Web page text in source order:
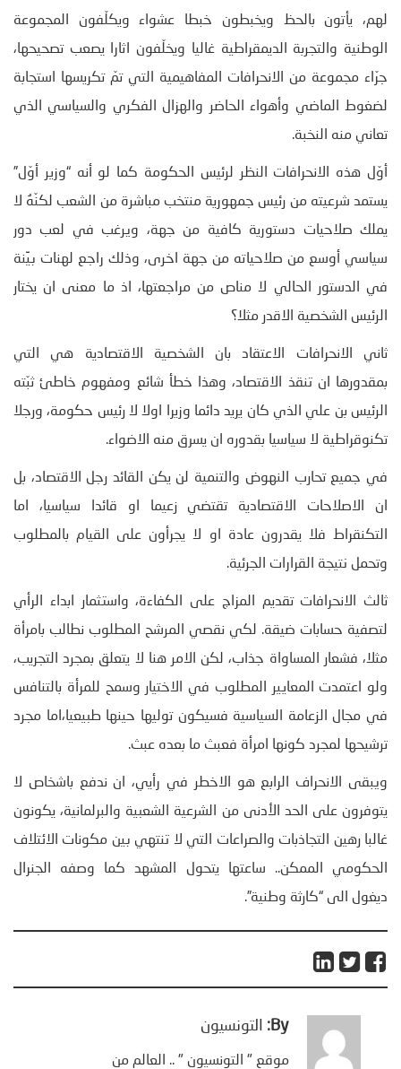
لهم، يأتون بالحظ ويخبطون خبطا عشواء ويكلّفون المجموعة
الوطنية والتجربة الديمقراطية غاليا ويخلّفون اثارا يصعب تصحيحها،
جرّاء مجموعة من الانحرافات المفاهيمية التي تمّ تكريسها استجابة
لضغوط الماضي وأهواء الحاضر والهزال الفكري والسياسي الذي
تعاني منه النخبة.
أوّل هذه الانحرافات النظر لرئيس الحكومة كما لو أنه “وزير أوّل”
يستمد شرعيته من رئيس جمهورية منتخب مباشرة من الشعب لكنّهُ لا
يملك صلاحيات دستورية كافية من جهة، ويرغب في لعب دور
سياسي أوسع من صلاحياته من جهة اخرى، وذلك راجع لهنات بيِّنة
في الدستور الحالي لا مناص من مراجعتها، اذ ما معنى ان يختار
الرئيس الشخصية الاقدر مثلا؟
ثاني الانحرافات الاعتقاد بان الشخصية الاقتصادية هي التي
بمقدورها ان تنقذ الاقتصاد، وهذا خطأ شائع ومفهوم خاطئ ثبّته
الرئيس بن علي الذي كان يريد دائما وزيرا اولا لا رئيس حكومة، ورجلا
تكنوقراطية لا سياسيا بقدوره ان يسرق منه الاضواء.
في جميع تحارب النهوض والتنمية لن يكن القائد رجل الاقتصاد، بل
ان الاصلاحات الاقتصادية تقتضي زعيما او قائدا سياسيا، اما
التكنقراط فلا يقدرون عادة او لا يجرأون على القيام بالمطلوب
وتحمل نتيجة القرارات الجرئية.
ثالث الانحرافات تقديم المزاج على الكفاءة، واستثمار ابداء الرأي
لتصفية حسابات ضيقة. لكي نقصي المرشح المطلوب نطالب بامرأة
مثلا، فشعار المساواة جذاب، لكن الامر هنا لا يتعلق بمجرد التجريب،
ولو اعتمدت المعايير المطلوب في الاختيار وسمح للمرأة بالتنافس
في مجال الزعامة السياسية فسيكون توليها حينها طبيعيا،اما مجرد
ترشيحها لمجرد كونها امرأة فعبث ما بعده عبث.
ويبقى الانحراف الرابع هو الاخطر في رأيي، ان ندفع باشخاص لا
يتوفرون على الحد الأدنى من الشرعية الشعبية والبرلمانية، يكونون
غالبا رهين التجاذبات والصراعات التي لا تنتهي بين مكونات الائتلاف
الحكومي الممكن.. ساعتها يتحول المشهد كما وصفه الجنرال
ديغول الى “كارثة وطنية”.
By: التونسيون
موقع " التونسيون " .. العالم من